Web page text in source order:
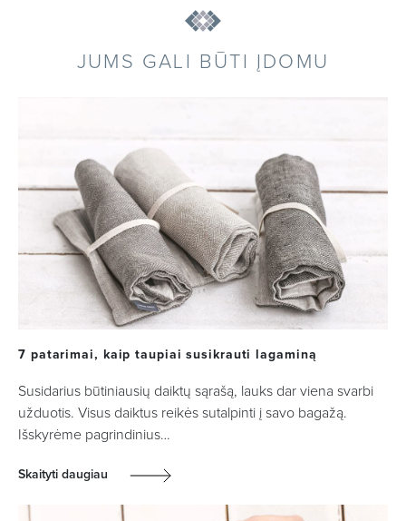
JUMS GALI BŪTI ĮDOMU
7 patarimai, kaip taupiai susikrauti lagaminą
Susidarius būtiniausių daiktų sąrašą, lauks dar viena svarbi
užduotis. Visus daiktus reikės sutalpinti į savo bagažą.
Išskyrėme pagrindinius…
Skaityti daugiau